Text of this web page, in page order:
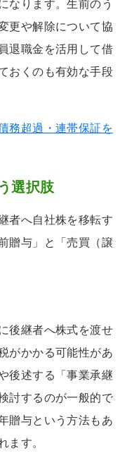
なります。生前のう
更や解除について協
退職金を活用して借
おくのも有効な手段
務超過・連帯保証を
選択肢
者へ自社株を移転す
贈与」と「売買（譲
後継者へ株式を渡せ
がかかる可能性があ
後述する「事業承継
討するのが一般的で
贈与という方法もあ
ます。